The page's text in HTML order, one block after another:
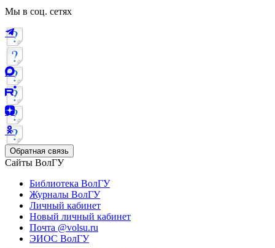
Мы в соц. сетях
Обратная связь
Сайты ВолГУ
Библиотека ВолГУ
Журналы ВолГУ
Личный кабинет
Новый личный кабинет
Почта @volsu.ru
ЭИОС ВолГУ